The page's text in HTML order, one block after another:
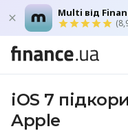
Multi від
iOS 7
Apple